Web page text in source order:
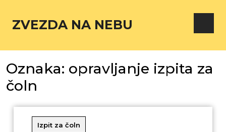
ZVEZDA NA NEBU
Oznaka: opravljanje izpita za
čoln
Izpit za čoln